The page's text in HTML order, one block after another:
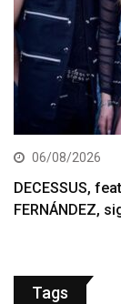
06/08/2026
DECESSUS,
FERNÁNDEZ,
Tags